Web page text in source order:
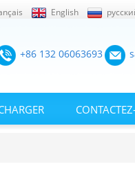
English
+86 132 06063693